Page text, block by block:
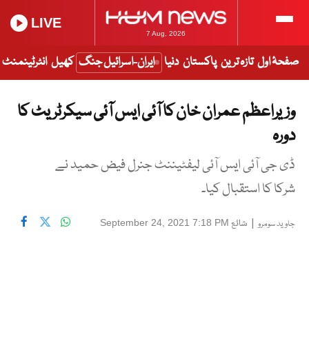
7 Aug, 2026
LIVE
صفحۂ اول تازہ ترین پاکستان دنیا ایران-اسرائیل جنگ کھیل انٹرٹینمنٹ
وزیراعظم عمران خان کا آئی ایس آئی سیکرٹریٹ کا
دورہ
ڈی جی آئی ایس آئی لیفٹیننٹ جنرل فیض حمید نے
شرکا کا استقبال کیا۔
جاوید سومرو| شائع September 24, 2021 7:18 PM